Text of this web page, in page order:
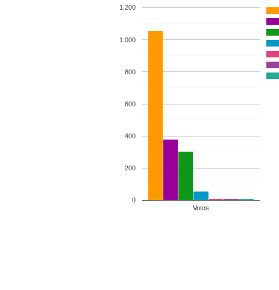
Votos
0
200
400
600
800
1.000
1.200